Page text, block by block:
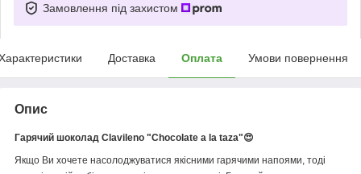
Замовлення під захистом
Доставка Оплата Умови повернення
Опис
Гарячий шоколад Clavileno "Chocolate a la taza"😍
Якщо Ви хочете насолоджуватися якісними гарячими напоями, тоді